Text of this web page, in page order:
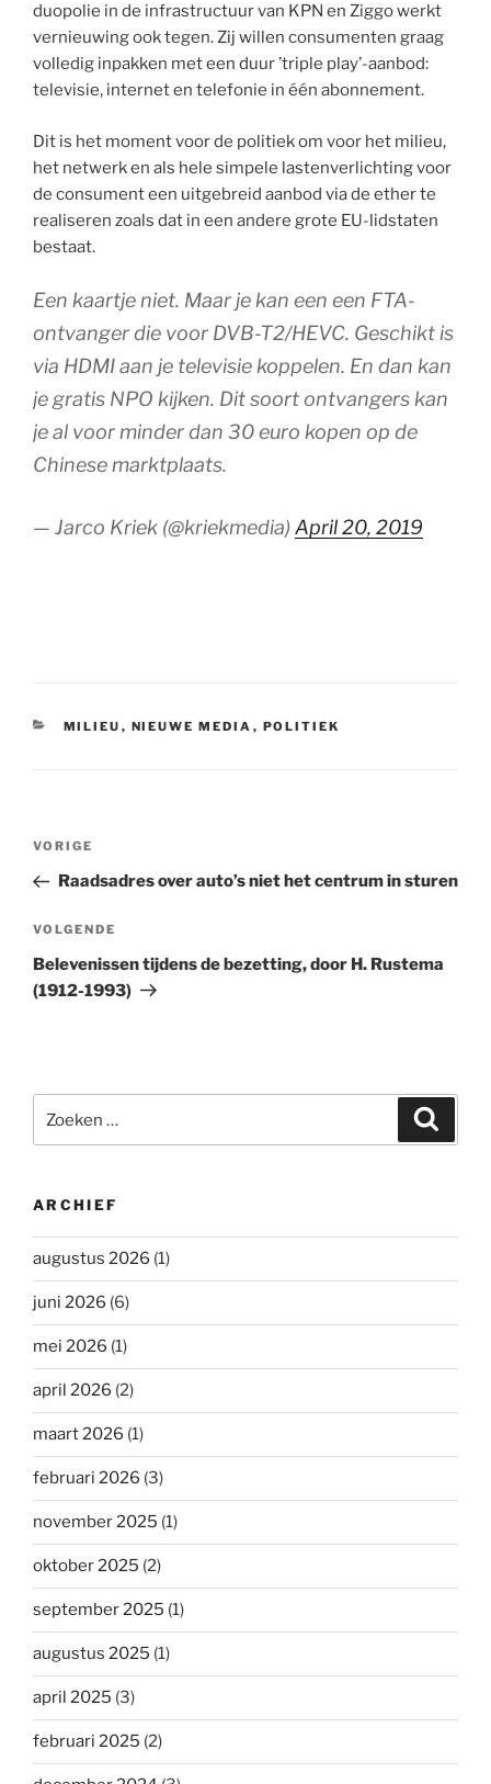
duopolie in de infrastructuur van KPN en Ziggo werkt
vernieuwing ook tegen. Zij willen consumenten graag
volledig inpakken met een duur ’triple play’-aanbod:
televisie, internet en telefonie in één abonnement.
Dit is het moment voor de politiek om voor het milieu,
het netwerk en als hele simpele lastenverlichting voor
de consument een uitgebreid aanbod via de ether te
realiseren zoals dat in een andere grote EU-lidstaten
bestaat.
Een kaartje niet. Maar je kan een een FTA-
ontvanger die voor DVB-T2/HEVC. Geschikt is
via HDMI aan je televisie koppelen. En dan kan
je gratis NPO kijken. Dit soort ontvangers kan
je al voor minder dan 30 euro kopen op de
Chinese marktplaats.
— Jarco Kriek (@kriekmedia) April 20, 2019
CATEGORIEËN
MILIEU , NIEUWE MEDIA , POLITIEK
Bericht
Vorig
bericht
VORIGE
Raadsadres over auto’s niet het centrum in sturen
Volgend
bericht
VOLGENDE
Belevenissen tijdens de bezetting, door H. Rustema
(1912-1993)
naar:
ARCHIEF
augustus 2026 (1)
juni 2026 (6)
mei 2026 (1)
april 2026 (2)
maart 2026 (1)
februari 2026 (3)
november 2025 (1)
oktober 2025 (2)
september 2025 (1)
augustus 2025 (1)
april 2025 (3)
februari 2025 (2)